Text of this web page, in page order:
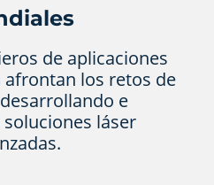
de aplicaciones
los retos de
e
láser